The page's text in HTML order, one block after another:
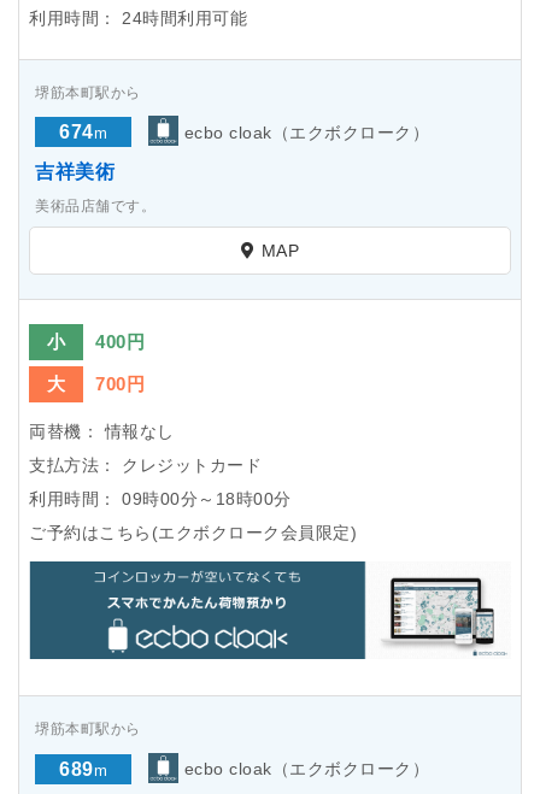
利用時間：
24時間利用可能
堺筋本町駅から
674m ecbo cloak（エクボクローク）
吉祥美術
美術品店舗です。
MAP
小 400円
大 700円
両替機：
情報なし
支払方法：
クレジットカード
利用時間：
09時00分～18時00分
ご予約はこちら(エクボクローク会員限定)
堺筋本町駅から
689m ecbo cloak（エクボクローク）